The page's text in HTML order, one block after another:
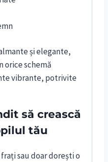
și elegante,
orice schemă
vibrante, potrivite
să crească
tău
sau doar dorești o